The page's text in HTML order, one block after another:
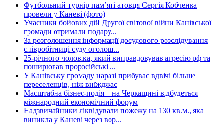
Футбольний турнір пам’яті атовця Сергія Кобченка
провели у Каневі (фото)
Учасники бойових дій Другої світової війни Канівської
громади отримали подару...
За розголошення інформації досудового розслідування
співробітниці суду оголош...
25-річного чоловіка, який виправдовував агресію рф та
поширював проросійські ...
У Канівську громаду наразі прибуває вдвічі більше
переселенців, ніж виїжджає
Масштабна бізнес-подія – на Черкащині відбудеться
міжнародний економічний форум
Надзвичайники ліквідували пожежу на 130 кв.м., яка
виникла у Каневі через вор...